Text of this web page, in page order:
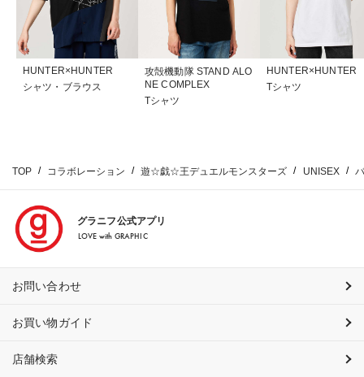
HUNTER×HUNTER
シャツ・ブラウス
攻殻機動隊 STAND ALO
NE COMPLEX
Tシャツ
HUNTER×HUNTER
Tシャツ
TOP コラボレーション 遊☆戯☆王デュエルモンスターズ UNISEX
グラニフ公式アプリ
LOVE with GRAPHIC
お問い合わせ
お買い物ガイド
店舗検索